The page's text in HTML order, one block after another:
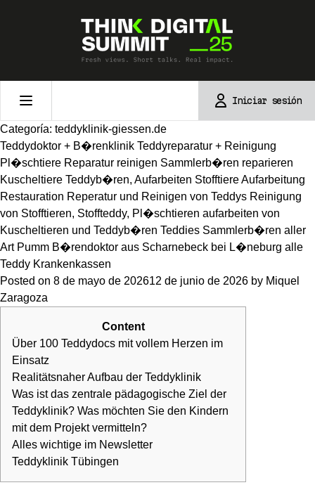
Iniciar sesión
Categoría: teddyklinik-giessen.de
Teddydoktor + B�renklinik Teddyreparatur + Reinigung
Pl�schtiere Reparatur reinigen Sammlerb�ren reparieren
Kuscheltiere Teddyb�ren, Aufarbeiten Stofftiere Aufarbeitung
Restauration Reperatur und Reinigen von Teddys Reinigung
von Stofftieren, Stoffteddy, Pl�schtieren aufarbeiten von
Kuscheltieren und Teddyb�ren Teddies Sammlerb�ren aller
Art Pumm B�rendoktor aus Scharnebeck bei L�neburg alle
Teddy Krankenkassen
Posted on 8 de mayo de 202612 de junio de 2026 by Miquel
Zaragoza
Content
Über 100 Teddydocs mit vollem Herzen im
Einsatz
Realitätsnaher Aufbau der Teddyklinik
Was ist das zentrale pädagogische Ziel der
Teddyklinik? Was möchten Sie den Kindern
mit dem Projekt vermitteln?
Alles wichtige im Newsletter
Teddyklinik Tübingen